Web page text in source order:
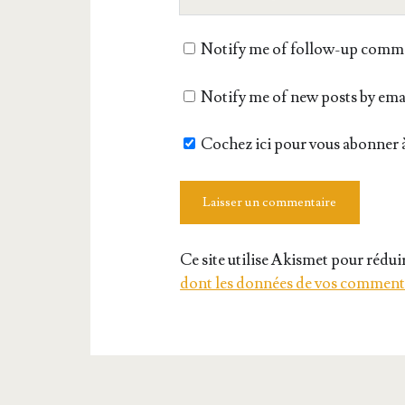
siteNotify me of follow-up
Notify me of new posts by
Cochez ici pour vous abonner
Ce site utilise Akismet pour
dont les données de vos